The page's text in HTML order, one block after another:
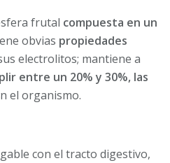
frutal compuesta en un
obvias propiedades
electrolitos; mantiene a
entre un 20% y 30%, las
el organismo.
con el tracto digestivo,